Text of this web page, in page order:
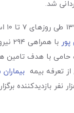
شد.
با
۲۷ شرکت حامی با هدف
تعرفه بیمه